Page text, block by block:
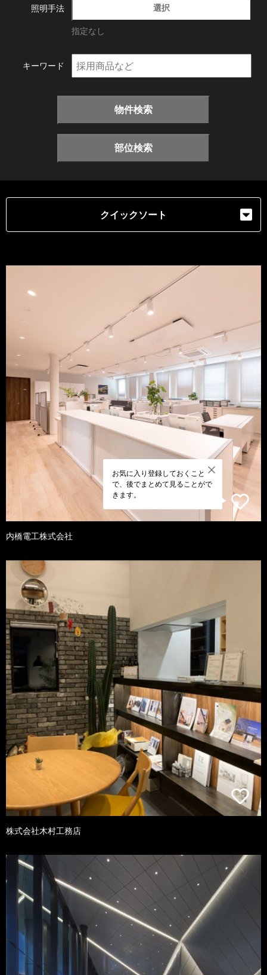
照明手法 選択
指定なし
キーワード
物件検索
部位検索
クイックソート
お気に入り登録しておくこと
で、後でまとめて見ることがで
きます。
内橋電工株式会社
株式会社木村工務店